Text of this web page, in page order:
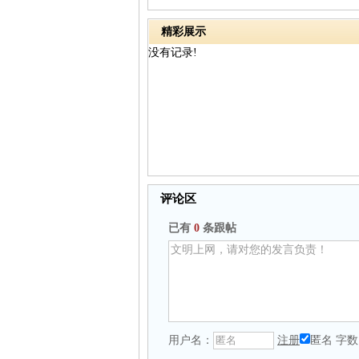
精彩展示
没有记录!
评论区
已有 0 条跟帖
用户名： 注册 匿名 字